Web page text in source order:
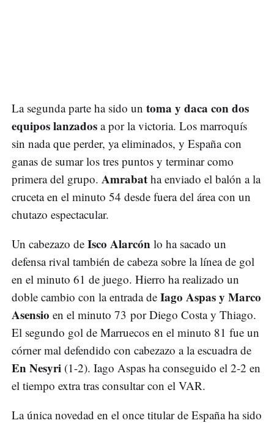
La segunda parte ha sido un toma y daca con dos
equipos lanzados a por la victoria. Los marroquís
sin nada que perder, ya eliminados, y España con
ganas de sumar los tres puntos y terminar como
primera del grupo. Amrabat ha enviado el balón a la
cruceta en el minuto 54 desde fuera del área con un
chutazo espectacular.
Un cabezazo de Isco Alarcón lo ha sacado un
defensa rival también de cabeza sobre la línea de gol
en el minuto 61 de juego. Hierro ha realizado un
doble cambio con la entrada de Iago Aspas y Marco
Asensio en el minuto 73 por Diego Costa y Thiago.
El segundo gol de Marruecos en el minuto 81 fue un
córner mal defendido con cabezazo a la escuadra de
En Nesyri (1-2). Iago Aspas ha conseguido el 2-2 en
el tiempo extra tras consultar con el VAR.
La única novedad en el once titular de España ha sido